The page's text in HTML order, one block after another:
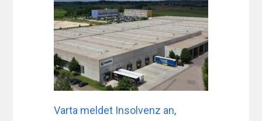
Varta meldet Insolvenz an,